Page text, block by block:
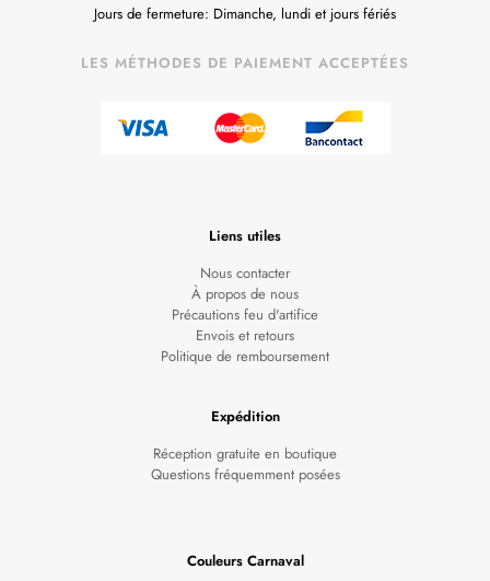
Jours de fermeture: Dimanche, lundi et jours fériés
LES MÉTHODES DE PAIEMENT ACCEPTÉES
Liens utiles
Nous contacter
À propos de nous
Précautions feu d'artifice
Envois et retours
Politique de remboursement
Expédition
Réception gratuite en boutique
Questions fréquemment posées
Couleurs Carnaval